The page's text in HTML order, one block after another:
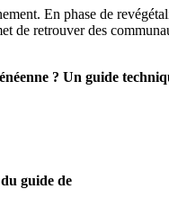
En phase de
retrouver des
? Un guide
du guide de